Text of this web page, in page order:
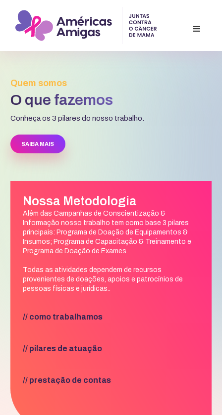
Quem somos
O que fazemos
Conheça os 3 pilares do nosso trabalho.
SAIBA MAIS
Nossa Metodologia
Além das Campanhas de Conscientização &
Informação nosso trabalho tem como base 3 pilares
principais: Programa de Doação de Equipamentos &
Insumos; Programa de Capacitação & Treinamento e
Programa de Doação de Exames.
Todas as atividades dependem de recursos
provenientes de doações, apoios e patrocínios de
pessoas físicas e jurídicas..
// como trabalhamos
// pilares de atuação
// prestação de contas